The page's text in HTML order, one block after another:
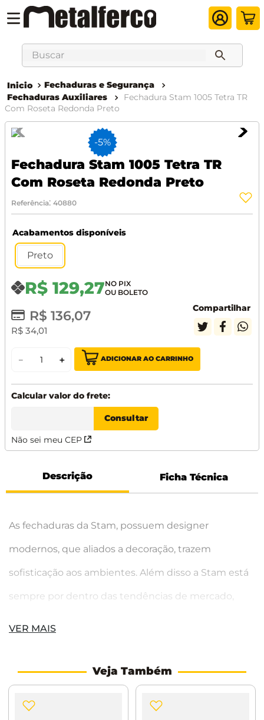
Buscar
Fechaduras e Segurança
Fechaduras Auxiliares
Fechadura Stam 1005 Tetra TR
Com Roseta Redonda Preto
-5%
Fechadura Stam 1005 Tetra TR
Com Roseta Redonda Preto
Referência: 40880
Acabamentos disponíveis
Preto
R$ 129,27
R$ 136,07
R$ 34,01
Compartilhar
＋
－ ADICIONAR AO CARRINHO
Não sei meu CEP
Descrição Ficha Técnica
As fechaduras da Stam, possuem designer
modernos, que aliados a decoração, trazem
sofisticação aos ambientes. Além disso a Stam está
sempre por dentro das tendências de mercado,
Sempre trazendo a maior segurança. Para você e
seu ambiente. Para você pode sair sem
preocupação.
VER MAIS
Veja Também